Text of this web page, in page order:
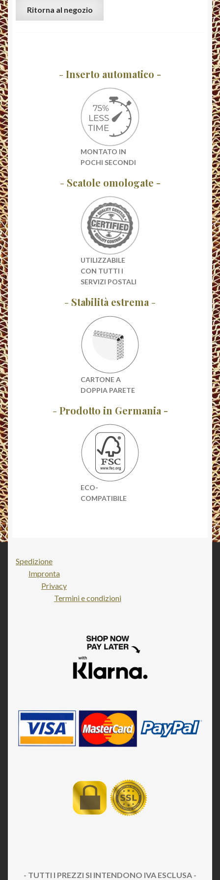
Ritorna al negozio
- Inserto automatico -
MONTATO IN
POCHI SECONDI
- Scatole omologate -
UTILIZZABILE
CON TUTTI I
SERVIZI POSTALI
- Stabilità estrema -
CARTONE A
DOPPIA PARETE
- Prodotto in Germania -
ECO-
COMPATIBILE
Spedizione
Impronta
Privacy
Termini e condizioni
- TUTTI I PREZZI SI INTENDONO IVA ESCLUSA -